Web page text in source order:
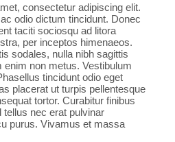
consectetur adipiscing elit.
odio dictum tincidunt. Donec
taciti sociosqu ad litora
per inceptos himenaeos.
sodales, nulla nibh sagittis
enim non metus. Vestibulum
tincidunt odio eget
placerat ut turpis pellentesque
tortor. Curabitur finibus
tellus nec erat pulvinar
purus. Vivamus et massa